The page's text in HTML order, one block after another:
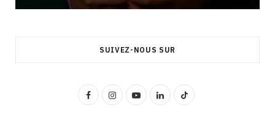
SUIVEZ-NOUS SUR
F
I
Y
L
T